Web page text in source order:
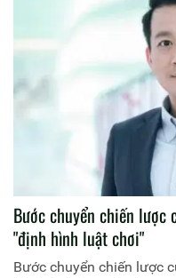
Bước chuyển chiến lược
"định hình luật chơi"
Bước chuyển chiến lược